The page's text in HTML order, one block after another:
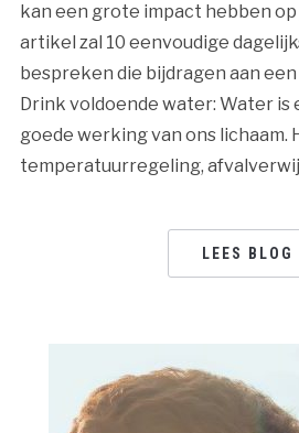
kan een grote impact hebben op
artikel zal 10 eenvoudige
bespreken die bijdragen aan
Drink voldoende water: Water is
goede werking van ons lichaam.
temperatuurregeling,
LEES BLOG